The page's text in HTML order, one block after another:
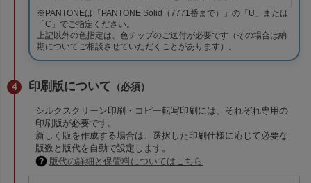
※PANTONEは「PANTONE Solid（7771番まで）」の「U」または
「C」でご指定ください。
上記以外の色指定は、色チップのご送付が必要です（その場合は納
期についてご相談させていただくことがあります）。
印刷版について （必須）
シルクスクリーン印刷・コピー転写印刷には、それぞれ専用の
印刷版が必要です。
新しく版を作成する場合は、選択した印刷仕様に応じて必要な
版数と版代を自動で設定します。
版代の詳細と保管料についてはこちら